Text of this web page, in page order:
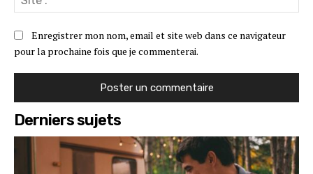
:
Enregistrer mon nom, email et site web dans ce navigateur
pour la prochaine fois que je commenterai.
Derniers sujets